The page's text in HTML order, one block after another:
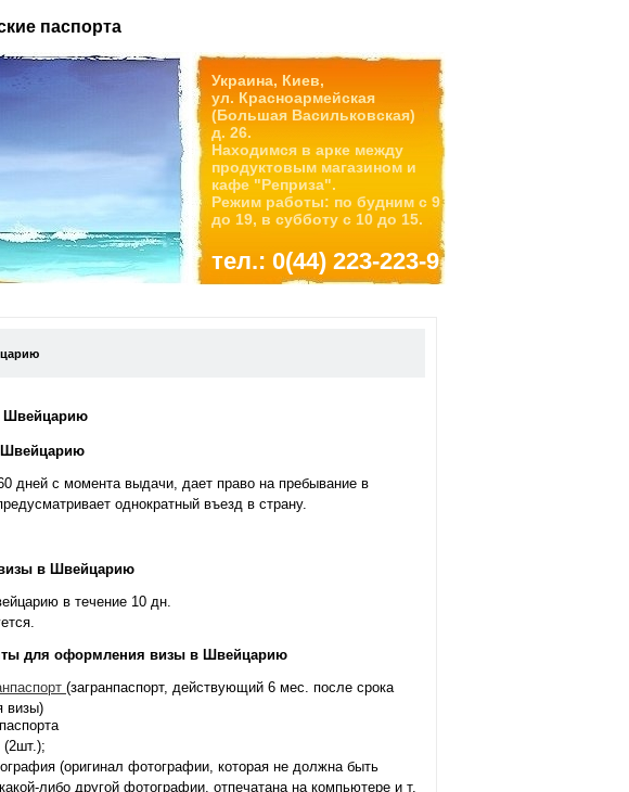
паспорта
Украина, Киев,
ул. Красноармейская
(Большая Васильковская)
д. 26.
Находимся в арке между
продуктовым магазином и
кафе "Реприза".
Режим работы: по будним с 9
до 19, в субботу с 10 до 15.
тел.: 0(44) 223-223-9
Швейцарию
Швейцарию
дней с момента выдачи, дает право на пребывание в
однократный въезд в страну.
в Швейцарию
в течение 10 дн.
для оформления визы в Швейцарию
(загранпаспорт, действующий 6 мес. после срока
визы)
(оригинал фотографии, которая не должна быть
либо другой фотографии, отпечатана на компьютере и т.